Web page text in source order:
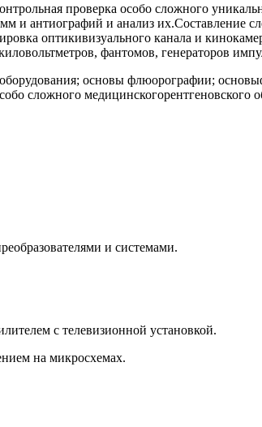
проверка особо сложного
и антиографий и анализ их.Составление
оптикивизуального канала и
фантомов, генераторов
основы флюорографии;
сложного медицинскогорентгеновского
и системами.
с телевизионной установкой.
на микросхемах.